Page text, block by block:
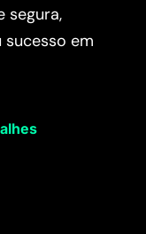
segura,
em